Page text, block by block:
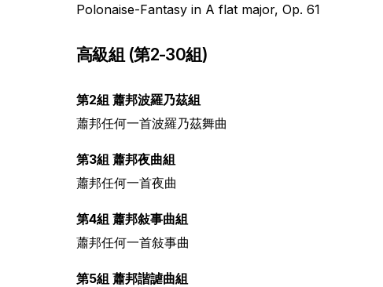
Polonaise-Fantasy in A flat major, Op. 61
高級組 (第2-30組)
第2組 蕭邦波羅乃茲組
蕭邦任何一首波羅乃茲舞曲
第3組 蕭邦夜曲組
蕭邦任何一首夜曲
第4組 蕭邦敍事曲組
蕭邦任何一首敍事曲
第5組 蕭邦諧謔曲組